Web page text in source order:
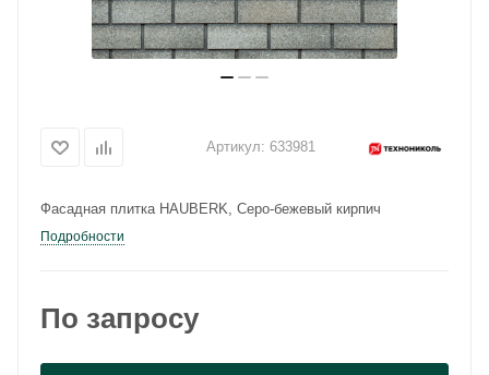
Артикул: 633981
Фасадная плитка HAUBERK, Серо-бежевый кирпич
Подробности
По запросу